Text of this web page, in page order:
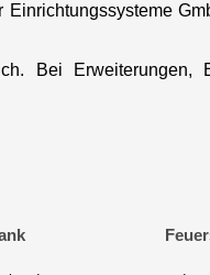
Bei Erweiterungen,